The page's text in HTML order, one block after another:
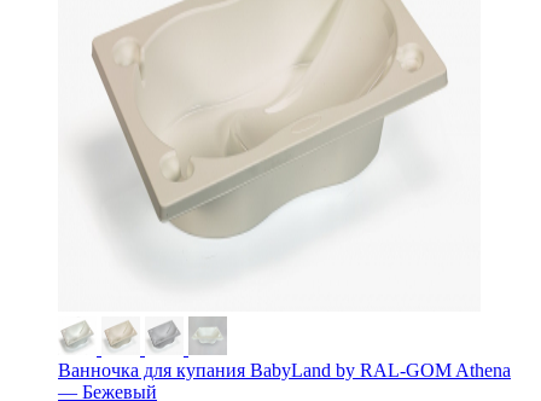
Ванночка для купания BabyLand by RAL-GOM Athena
— Бежевый